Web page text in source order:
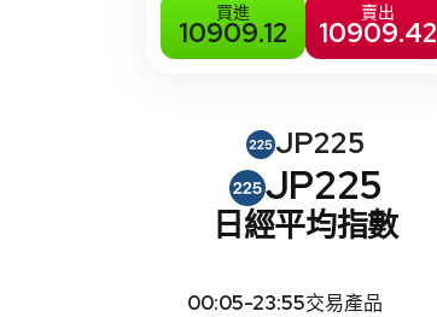
買進
10909.12
賣出
10909.42
JP225
JP225
日經平均指數
00:05-23:55交易產品